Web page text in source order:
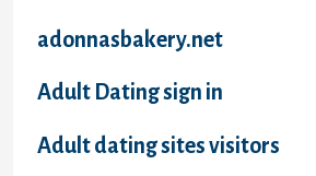
adonnasbakery.net
Adult Dating sign in
Adult dating sites visitors